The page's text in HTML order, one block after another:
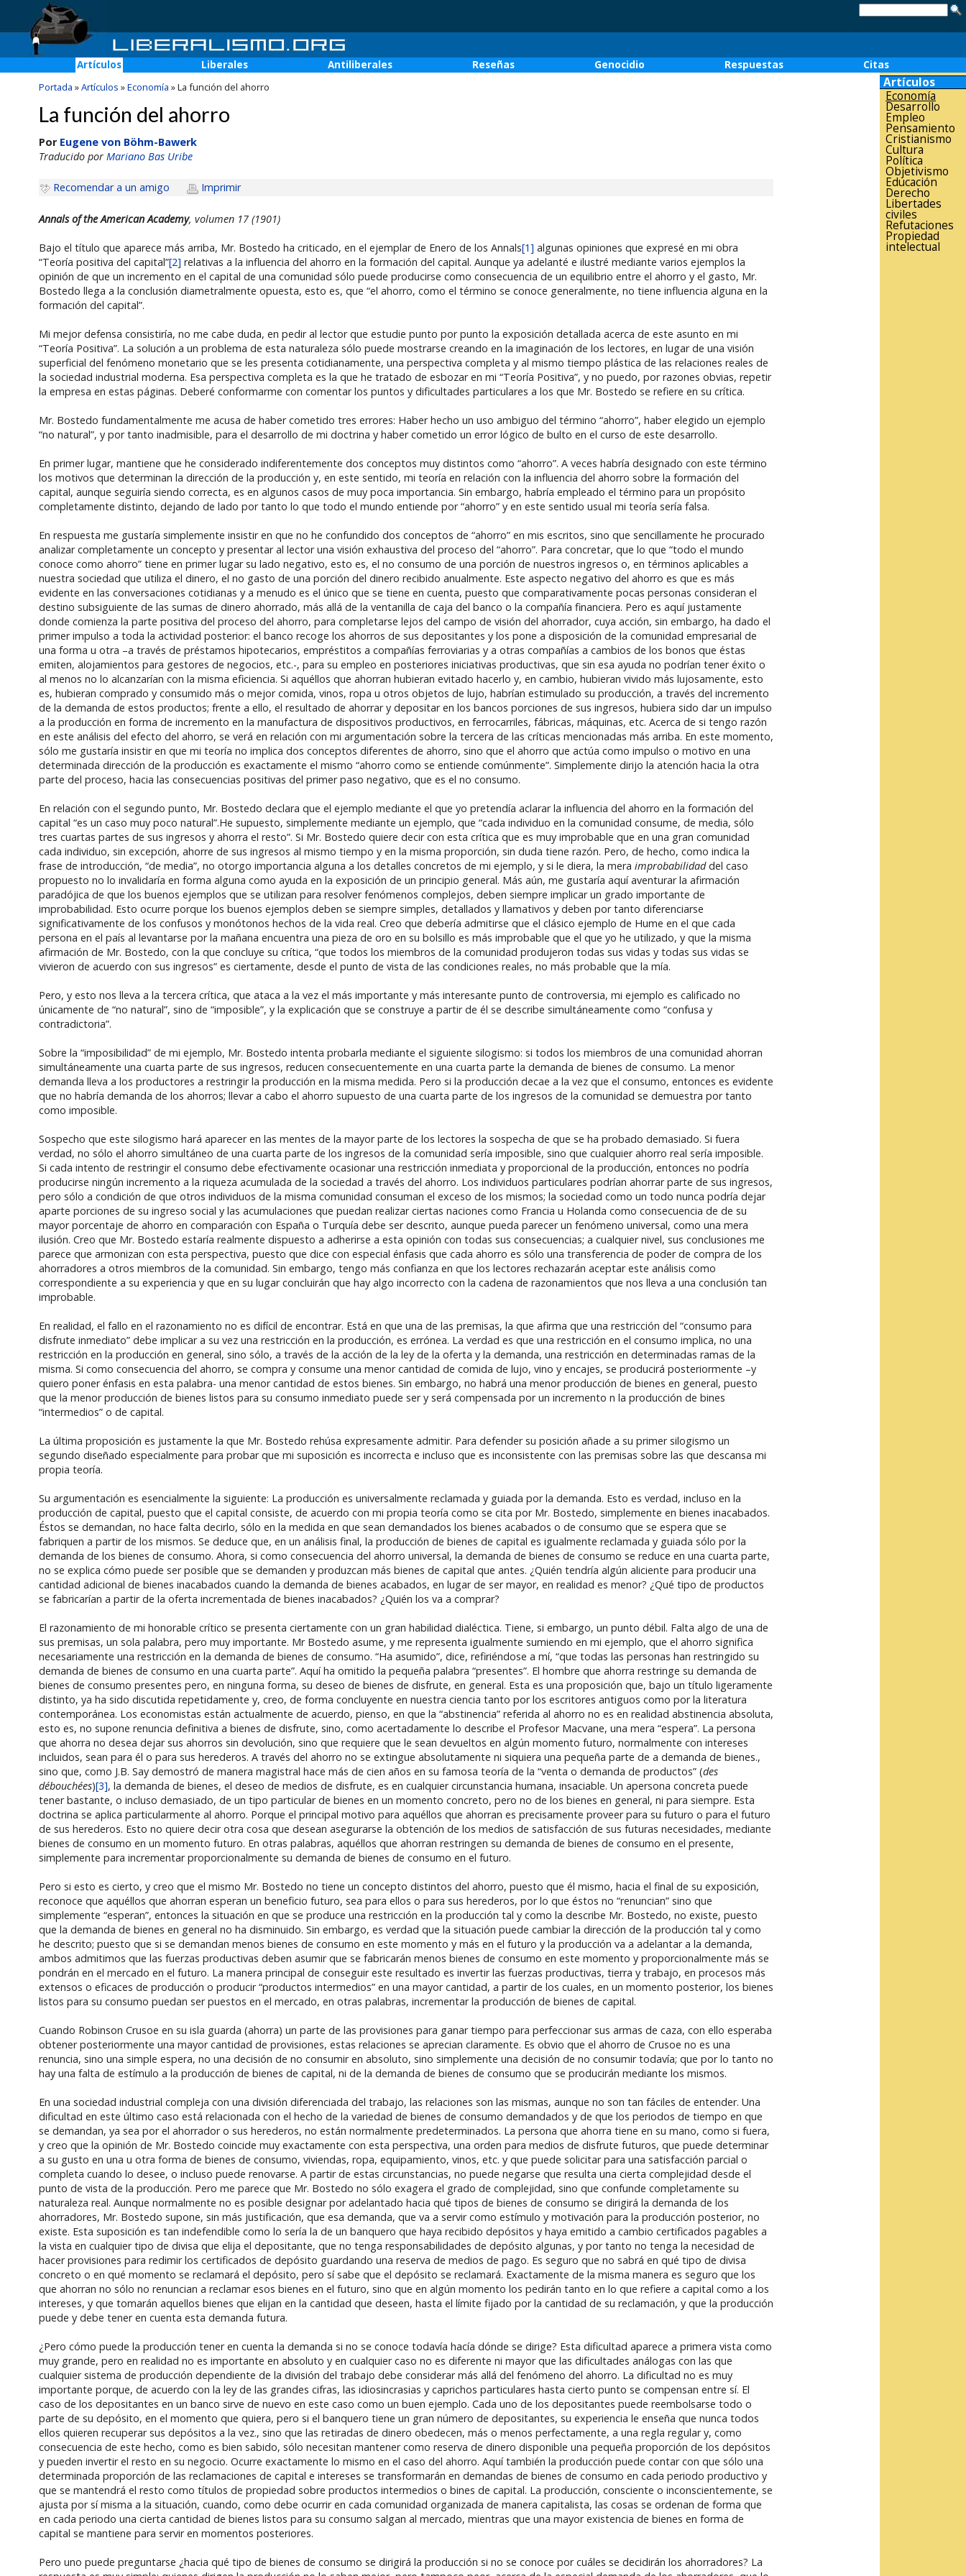
Artículos Liberales Antiliberales Reseñas Genocidio Respuestas
Citas
Portada »Artículos »Economía »La función del ahorro
La función del ahorro
Por Eugene von Böhm-Bawerk
Traducido por Mariano Bas Uribe
Recomendar a un amigo Imprimir
Annals of the American Academy, volumen 17 (1901)
Bajo el título que aparece más arriba, Mr. Bostedo ha criticado, en el ejemplar de Enero de los Annals[1] algunas opiniones que expresé en mi obra
“Teoría positiva del capital”[2] relativas a la influencia del ahorro en la formación del capital. Aunque ya adelanté e ilustré mediante varios ejemplos la
opinión de que un incremento en el capital de una comunidad sólo puede producirse como consecuencia de un equilibrio entre el ahorro y el gasto, Mr.
Bostedo llega a la conclusión diametralmente opuesta, esto es, que “el ahorro, como el término se conoce generalmente, no tiene influencia alguna en la
formación del capital”.
Mi mejor defensa consistiría, no me cabe duda, en pedir al lector que estudie punto por punto la exposición detallada acerca de este asunto en mi
“Teoría Positiva”. La solución a un problema de esta naturaleza sólo puede mostrarse creando en la imaginación de los lectores, en lugar de una visión
superficial del fenómeno monetario que se les presenta cotidianamente, una perspectiva completa y al mismo tiempo plástica de las relaciones reales de
la sociedad industrial moderna. Esa perspectiva completa es la que he tratado de esbozar en mi “Teoría Positiva”, y no puedo, por razones obvias, repetir
la empresa en estas páginas. Deberé conformarme con comentar los puntos y dificultades particulares a los que Mr. Bostedo se refiere en su crítica.
Mr. Bostedo fundamentalmente me acusa de haber cometido tres errores: Haber hecho un uso ambiguo del término “ahorro”, haber elegido un ejemplo
“no natural”, y por tanto inadmisible, para el desarrollo de mi doctrina y haber cometido un error lógico de bulto en el curso de este desarrollo.
En primer lugar, mantiene que he considerado indiferentemente dos conceptos muy distintos como “ahorro”. A veces habría designado con este término
los motivos que determinan la dirección de la producción y, en este sentido, mi teoría en relación con la influencia del ahorro sobre la formación del
capital, aunque seguiría siendo correcta, es en algunos casos de muy poca importancia. Sin embargo, habría empleado el término para un propósito
completamente distinto, dejando de lado por tanto lo que todo el mundo entiende por “ahorro” y en este sentido usual mi teoría sería falsa.
En respuesta me gustaría simplemente insistir en que no he confundido dos conceptos de “ahorro” en mis escritos, sino que sencillamente he procurado
analizar completamente un concepto y presentar al lector una visión exhaustiva del proceso del “ahorro”. Para concretar, que lo que “todo el mundo
conoce como ahorro” tiene en primer lugar su lado negativo, esto es, el no consumo de una porción de nuestros ingresos o, en términos aplicables a
nuestra sociedad que utiliza el dinero, el no gasto de una porción del dinero recibido anualmente. Este aspecto negativo del ahorro es que es más
evidente en las conversaciones cotidianas y a menudo es el único que se tiene en cuenta, puesto que comparativamente pocas personas consideran el
destino subsiguiente de las sumas de dinero ahorrado, más allá de la ventanilla de caja del banco o la compañía financiera. Pero es aquí justamente
donde comienza la parte positiva del proceso del ahorro, para completarse lejos del campo de visión del ahorrador, cuya acción, sin embargo, ha dado el
primer impulso a toda la actividad posterior: el banco recoge los ahorros de sus depositantes y los pone a disposición de la comunidad empresarial de
una forma u otra –a través de préstamos hipotecarios, empréstitos a compañías ferroviarias y a otras compañías a cambios de los bonos que éstas
emiten, alojamientos para gestores de negocios, etc.-, para su empleo en posteriores iniciativas productivas, que sin esa ayuda no podrían tener éxito o
al menos no lo alcanzarían con la misma eficiencia. Si aquéllos que ahorran hubieran evitado hacerlo y, en cambio, hubieran vivido más lujosamente, esto
es, hubieran comprado y consumido más o mejor comida, vinos, ropa u otros objetos de lujo, habrían estimulado su producción, a través del incremento
de la demanda de estos productos; frente a ello, el resultado de ahorrar y depositar en los bancos porciones de sus ingresos, hubiera sido dar un impulso
a la producción en forma de incremento en la manufactura de dispositivos productivos, en ferrocarriles, fábricas, máquinas, etc. Acerca de si tengo razón
en este análisis del efecto del ahorro, se verá en relación con mi argumentación sobre la tercera de las críticas mencionadas más arriba. En este momento,
sólo me gustaría insistir en que mi teoría no implica dos conceptos diferentes de ahorro, sino que el ahorro que actúa como impulso o motivo en una
determinada dirección de la producción es exactamente el mismo “ahorro como se entiende comúnmente”. Simplemente dirijo la atención hacia la otra
parte del proceso, hacia las consecuencias positivas del primer paso negativo, que es el no consumo.
En relación con el segundo punto, Mr. Bostedo declara que el ejemplo mediante el que yo pretendía aclarar la influencia del ahorro en la formación del
capital “es un caso muy poco natural”.He supuesto, simplemente mediante un ejemplo, que “cada individuo en la comunidad consume, de media, sólo
tres cuartas partes de sus ingresos y ahorra el resto”. Si Mr. Bostedo quiere decir con esta crítica que es muy improbable que en una gran comunidad
cada individuo, sin excepción, ahorre de sus ingresos al mismo tiempo y en la misma proporción, sin duda tiene razón. Pero, de hecho, como indica la
frase de introducción, “de media”, no otorgo importancia alguna a los detalles concretos de mi ejemplo, y si le diera, la mera improbabilidaddel caso
propuesto no lo invalidaría en forma alguna como ayuda en la exposición de un principio general. Más aún, me gustaría aquí aventurar la afirmación
paradójica de que los buenos ejemplos que se utilizan para resolver fenómenos complejos, deben siempre implicar un grado importante de
improbabilidad. Esto ocurre porque los buenos ejemplos deben se siempre simples, detallados y llamativos y deben por tanto diferenciarse
significativamente de los confusos y monótonos hechos de la vida real. Creo que debería admitirse que el clásico ejemplo de Hume en el que cada
persona en el país al levantarse por la mañana encuentra una pieza de oro en su bolsillo es más improbable que el que yo he utilizado, y que la misma
afirmación de Mr. Bostedo, con la que concluye su crítica, “que todos los miembros de la comunidad produjeron todas sus vidas y todas sus vidas se
vivieron de acuerdo con sus ingresos” es ciertamente, desde el punto de vista de las condiciones reales, no más probable que la mía.
Pero, y esto nos lleva a la tercera crítica, que ataca a la vez el más importante y más interesante punto de controversia, mi ejemplo es calificado no
únicamente de “no natural”, sino de “imposible”, y la explicación que se construye a partir de él se describe simultáneamente como “confusa y
contradictoria”.
Sobre la “imposibilidad” de mi ejemplo, Mr. Bostedo intenta probarla mediante el siguiente silogismo: si todos los miembros de una comunidad ahorran
simultáneamente una cuarta parte de sus ingresos, reducen consecuentemente en una cuarta parte la demanda de bienes de consumo. La menor
demanda lleva a los productores a restringir la producción en la misma medida. Pero si la producción decae a la vez que el consumo, entonces es evidente
que no habría demanda de los ahorros; llevar a cabo el ahorro supuesto de una cuarta parte de los ingresos de la comunidad se demuestra por tanto
como imposible.
Sospecho que este silogismo hará aparecer en las mentes de la mayor parte de los lectores la sospecha de que se ha probado demasiado. Si fuera
verdad, no sólo el ahorro simultáneo de una cuarta parte de los ingresos de la comunidad sería imposible, sino que cualquier ahorro real sería imposible.
Si cada intento de restringir el consumo debe efectivamente ocasionar una restricción inmediata y proporcional de la producción, entonces no podría
producirse ningún incremento a la riqueza acumulada de la sociedad a través del ahorro. Los individuos particulares podrían ahorrar parte de sus ingresos,
pero sólo a condición de que otros individuos de la misma comunidad consuman el exceso de los mismos; la sociedad como un todo nunca podría dejar
aparte porciones de su ingreso social y las acumulaciones que puedan realizar ciertas naciones como Francia u Holanda como consecuencia de de su
mayor porcentaje de ahorro en comparación con España o Turquía debe ser descrito, aunque pueda parecer un fenómeno universal, como una mera
ilusión. Creo que Mr. Bostedo estaría realmente dispuesto a adherirse a esta opinión con todas sus consecuencias; a cualquier nivel, sus conclusiones me
parece que armonizan con esta perspectiva, puesto que dice con especial énfasis que cada ahorro es sólo una transferencia de poder de compra de los
ahorradores a otros miembros de la comunidad. Sin embargo, tengo más confianza en que los lectores rechazarán aceptar este análisis como
correspondiente a su experiencia y que en su lugar concluirán que hay algo incorrecto con la cadena de razonamientos que nos lleva a una conclusión tan
improbable.
En realidad, el fallo en el razonamiento no es difícil de encontrar. Está en que una de las premisas, la que afirma que una restricción del “consumo para
disfrute inmediato” debe implicar a su vez una restricción en la producción, es errónea. La verdad es que una restricción en el consumo implica, no una
restricción en la producción en general, sino sólo, a través de la acción de la ley de la oferta y la demanda, una restricción en determinadas ramas de la
misma. Si como consecuencia del ahorro, se compra y consume una menor cantidad de comida de lujo, vino y encajes, se producirá posteriormente –y
quiero poner énfasis en esta palabra- una menor cantidad de estos bienes. Sin embargo, no habrá una menor producción de bienes en general, puesto
que la menor producción de bienes listos para su consumo inmediato puede ser y será compensada por un incremento n la producción de bines
“intermedios” o de capital.
La última proposición es justamente la que Mr. Bostedo rehúsa expresamente admitir. Para defender su posición añade a su primer silogismo un
segundo diseñado especialmente para probar que mi suposición es incorrecta e incluso que es inconsistente con las premisas sobre las que descansa mi
propia teoría.
Su argumentación es esencialmente la siguiente: La producción es universalmente reclamada y guiada por la demanda. Esto es verdad, incluso en la
producción de capital, puesto que el capital consiste, de acuerdo con mi propia teoría como se cita por Mr. Bostedo, simplemente en bienes inacabados.
Éstos se demandan, no hace falta decirlo, sólo en la medida en que sean demandados los bienes acabados o de consumo que se espera que se
fabriquen a partir de los mismos. Se deduce que, en un análisis final, la producción de bienes de capital es igualmente reclamada y guiada sólo por la
demanda de los bienes de consumo. Ahora, si como consecuencia del ahorro universal, la demanda de bienes de consumo se reduce en una cuarta parte,
no se explica cómo puede ser posible que se demanden y produzcan más bienes de capital que antes. ¿Quién tendría algún aliciente para producir una
cantidad adicional de bienes inacabados cuando la demanda de bienes acabados, en lugar de ser mayor, en realidad es menor? ¿Qué tipo de productos
se fabricarían a partir de la oferta incrementada de bienes inacabados? ¿Quién los va a comprar?
El razonamiento de mi honorable crítico se presenta ciertamente con un gran habilidad dialéctica. Tiene, si embargo, un punto débil. Falta algo de una de
sus premisas, un sola palabra, pero muy importante. Mr Bostedo asume, y me representa igualmente sumiendo en mi ejemplo, que el ahorro significa
necesariamente una restricción en la demanda de bienes de consumo. “Ha asumido”, dice, refiriéndose a mí, “que todas las personas han restringido su
demanda de bienes de consumo en una cuarta parte”. Aquí ha omitido la pequeña palabra “presentes”. El hombre que ahorra restringe su demanda de
bienes de consumo presentes pero, en ninguna forma, su deseo de bienes de disfrute, en general. Esta es una proposición que, bajo un título ligeramente
distinto, ya ha sido discutida repetidamente y, creo, de forma concluyente en nuestra ciencia tanto por los escritores antiguos como por la literatura
contemporánea. Los economistas están actualmente de acuerdo, pienso, en que la “abstinencia” referida al ahorro no es en realidad abstinencia absoluta,
esto es, no supone renuncia definitiva a bienes de disfrute, sino, como acertadamente lo describe el Profesor Macvane, una mera “espera”. La persona
que ahorra no desea dejar sus ahorros sin devolución, sino que requiere que le sean devueltos en algún momento futuro, normalmente con intereses
incluidos, sean para él o para sus herederos. A través del ahorro no se extingue absolutamente ni siquiera una pequeña parte de a demanda de bienes.,
sino que, como J.B. Say demostró de manera magistral hace más de cien años en su famosa teoría de la “venta o demanda de productos” (des
débouchées)[3], la demanda de bienes, el deseo de medios de disfrute, es en cualquier circunstancia humana, insaciable. Un apersona concreta puede
tener bastante, o incluso demasiado, de un tipo particular de bienes en un momento concreto, pero no de los bienes en general, ni para siempre. Esta
doctrina se aplica particularmente al ahorro. Porque el principal motivo para aquéllos que ahorran es precisamente proveer para su futuro o para el futuro
de sus herederos. Esto no quiere decir otra cosa que desean asegurarse la obtención de los medios de satisfacción de sus futuras necesidades, mediante
bienes de consumo en un momento futuro. En otras palabras, aquéllos que ahorran restringen su demanda de bienes de consumo en el presente,
simplemente para incrementar proporcionalmente su demanda de bienes de consumo en el futuro.
Pero si esto es cierto, y creo que el mismo Mr. Bostedo no tiene un concepto distintos del ahorro, puesto que él mismo, hacia el final de su exposición,
reconoce que aquéllos que ahorran esperan un beneficio futuro, sea para ellos o para sus herederos, por lo que éstos no “renuncian” sino que
simplemente “esperan”, entonces la situación en que se produce una restricción en la producción tal y como la describe Mr. Bostedo, no existe, puesto
que la demanda de bienes en general no ha disminuido. Sin embargo, es verdad que la situación puede cambiar la dirección de la producción tal y como
he descrito; puesto que si se demandan menos bienes de consumo en este momento y más en el futuro y la producción va a adelantar a la demanda,
ambos admitimos que las fuerzas productivas deben asumir que se fabricarán menos bienes de consumo en este momento y proporcionalmente más se
pondrán en el mercado en el futuro. La manera principal de conseguir este resultado es invertir las fuerzas productivas, tierra y trabajo, en procesos más
extensos o eficaces de producción o producir “productos intermedios” en una mayor cantidad, a partir de los cuales, en un momento posterior, los bienes
listos para su consumo puedan ser puestos en el mercado, en otras palabras, incrementar la producción de bienes de capital.
Cuando Robinson Crusoe en su isla guarda (ahorra) un parte de las provisiones para ganar tiempo para perfeccionar sus armas de caza, con ello esperaba
obtener posteriormente una mayor cantidad de provisiones, estas relaciones se aprecian claramente. Es obvio que el ahorro de Crusoe no es una
renuncia, sino una simple espera, no una decisión de no consumir en absoluto, sino simplemente una decisión de no consumir todavía; que por lo tanto no
hay una falta de estímulo a la producción de bienes de capital, ni de la demanda de bienes de consumo que se producirán mediante los mismos.
En una sociedad industrial compleja con una división diferenciada del trabajo, las relaciones son las mismas, aunque no son tan fáciles de entender. Una
dificultad en este último caso está relacionada con el hecho de la variedad de bienes de consumo demandados y de que los periodos de tiempo en que
se demandan, ya sea por el ahorrador o sus herederos, no están normalmente predeterminados. La persona que ahorra tiene en su mano, como si fuera,
y creo que la opinión de Mr. Bostedo coincide muy exactamente con esta perspectiva, una orden para medios de disfrute futuros, que puede determinar
a su gusto en una u otra forma de bienes de consumo, viviendas, ropa, equipamiento, vinos, etc. y que puede solicitar para una satisfacción parcial o
completa cuando lo desee, o incluso puede renovarse. A partir de estas circunstancias, no puede negarse que resulta una cierta complejidad desde el
punto de vista de la producción. Pero me parece que Mr. Bostedo no sólo exagera el grado de complejidad, sino que confunde completamente su
naturaleza real. Aunque normalmente no es posible designar por adelantado hacia qué tipos de bienes de consumo se dirigirá la demanda de los
ahorradores, Mr. Bostedo supone, sin más justificación, que esa demanda, que va a servir como estímulo y motivación para la producción posterior, no
existe. Esta suposición es tan indefendible como lo sería la de un banquero que haya recibido depósitos y haya emitido a cambio certificados pagables a
la vista en cualquier tipo de divisa que elija el depositante, que no tenga responsabilidades de depósito algunas, y por tanto no tenga la necesidad de
hacer provisiones para redimir los certificados de depósito guardando una reserva de medios de pago. Es seguro que no sabrá en qué tipo de divisa
concreto o en qué momento se reclamará el depósito, pero sí sabe que el depósito se reclamará. Exactamente de la misma manera es seguro que los
que ahorran no sólo no renuncian a reclamar esos bienes en el futuro, sino que en algún momento los pedirán tanto en lo que refiere a capital como a los
intereses, y que tomarán aquellos bienes que elijan en la cantidad que deseen, hasta el límite fijado por la cantidad de su reclamación, y que la producción
puede y debe tener en cuenta esta demanda futura.
¿Pero cómo puede la producción tener en cuenta la demanda si no se conoce todavía hacía dónde se dirige? Esta dificultad aparece a primera vista como
muy grande, pero en realidad no es importante en absoluto y en cualquier caso no es diferente ni mayor que las dificultades análogas con las que
cualquier sistema de producción dependiente de la división del trabajo debe considerar más allá del fenómeno del ahorro. La dificultad no es muy
importante porque, de acuerdo con la ley de las grandes cifras, las idiosincrasias y caprichos particulares hasta cierto punto se compensan entre sí. El
caso de los depositantes en un banco sirve de nuevo en este caso como un buen ejemplo. Cada uno de los depositantes puede reembolsarse todo o
parte de su depósito, en el momento que quiera, pero si el banquero tiene un gran número de depositantes, su experiencia le enseña que nunca todos
ellos quieren recuperar sus depósitos a la vez., sino que las retiradas de dinero obedecen, más o menos perfectamente, a una regla regular y, como
consecuencia de este hecho, como es bien sabido, sólo necesitan mantener como reserva de dinero disponible una pequeña proporción de los depósitos
y pueden invertir el resto en su negocio. Ocurre exactamente lo mismo en el caso del ahorro. Aquí también la producción puede contar con que sólo una
determinada proporción de las reclamaciones de capital e intereses se transformarán en demandas de bienes de consumo en cada periodo productivo y
que se mantendrá el resto como títulos de propiedad sobre productos intermedios o bines de capital. La producción, consciente o inconscientemente, se
ajusta por sí misma a la situación, cuando, como debe ocurrir en cada comunidad organizada de manera capitalista, las cosas se ordenan de forma que
en cada periodo una cierta cantidad de bienes listos para su consumo salgan al mercado, mientras que una mayor existencia de bienes en forma de
capital se mantiene para servir en momentos posteriores.
Pero uno puede preguntarse ¿hacia qué tipo de bienes de consumo se dirigirá la producción si no se conoce por cuáles se decidirán los ahorradores? La
Artículos
Economía
Desarrollo
Empleo
Pensamiento
Cristianismo
Cultura
Política
Objetivismo
Educación
Derecho
Libertades
civiles
Refutaciones
Propiedad
intelectual